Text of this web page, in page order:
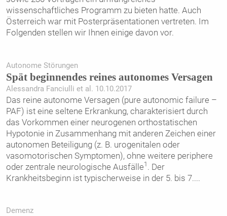
wissenschaftliches Programm zu bieten hatte. Auch
Österreich war mit Posterpräsentationen vertreten. Im
Folgenden stellen wir Ihnen einige davon vor.
Autonome Störungen
Spät beginnendes reines autonomes Versagen
Alessandra Fanciulli et al. 10.10.2017
Das reine autonome Versagen (pure autonomic failure –
PAF) ist eine seltene Erkrankung, charakterisiert durch
das Vorkommen einer neurogenen orthostatischen
Hypotonie in Zusammenhang mit anderen Zeichen einer
autonomen Beteiligung (z. B. urogenitalen oder
vasomotorischen Symptomen), ohne weitere periphere
oder zentrale neurologische Ausfälle1 . Der
Krankheitsbeginn ist typischerweise in der 5. bis 7....
Demenz